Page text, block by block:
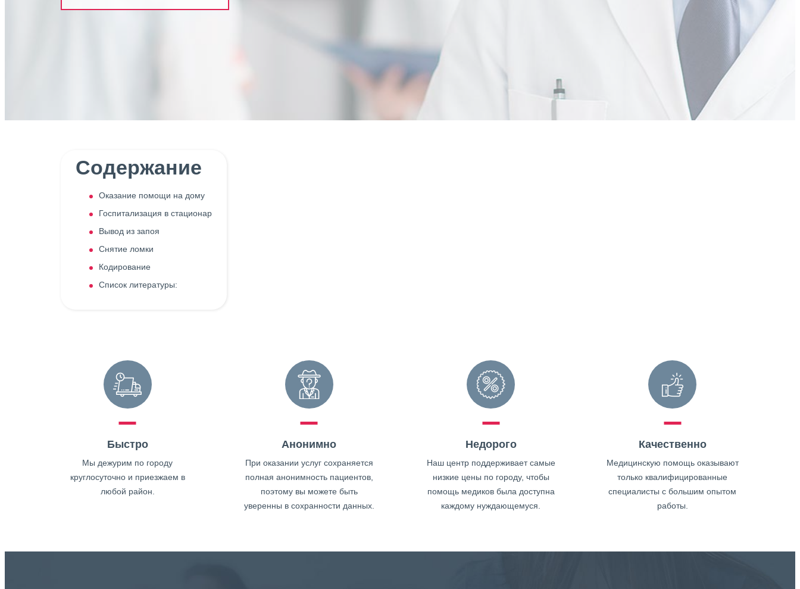
Содержание
Оказание помощи на дому
Госпитализация в стационар
Вывод из запоя
Снятие ломки
Кодирование
Список литературы:
Быстро
Мы дежурим по городу
круглосуточно и приезжаем в
любой район.
Анонимно
При оказании услуг сохраняется
полная анонимность пациентов,
поэтому вы можете быть
уверенны в сохранности данных.
Недорого
Наш центр поддерживает самые
низкие цены по городу, чтобы
помощь медиков была доступна
каждому нуждающемуся.
Качественно
Медицинскую помощь оказывают
только квалифицированные
специалисты с большим опытом
работы.